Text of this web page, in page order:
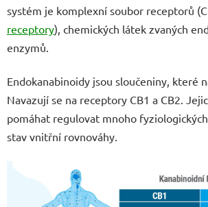
systém je komplexní soubor receptorů
receptory), chemických látek zvaných
enzymů.
Endokanabinoidy jsou sloučeniny, které
Navazují se na receptory CB1 a CB2.
pomáhat regulovat mnoho
stav vnitřní rovnováhy.